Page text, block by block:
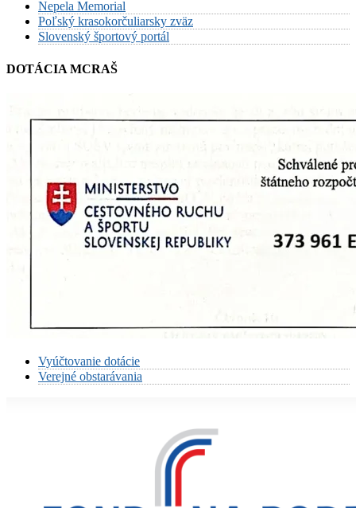
Nepela Memorial
Poľský krasokorčuliarsky zväz
Slovenský športový portál
DOTÁCIA MCRAŠ
Vyúčtovanie dotácie
Verejné obstarávania